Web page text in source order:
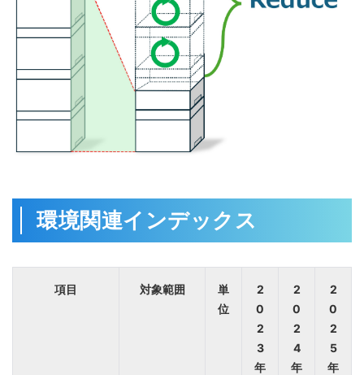
環境関連インデックス
項目 対象範囲
単
位
2
0
2
3
年
2
0
2
4
年
2
0
2
5
年